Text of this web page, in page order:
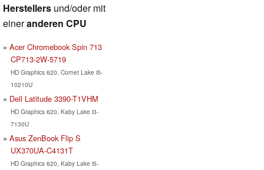
Herstellers und/oder mit
eineranderen CPU
Acer Chromebook Spin 713
CP713-2W-5719
HD Graphics 620, Comet Lake i5-
10210U
Dell Latitude 3390-T1VHM
HD Graphics 620, Kaby Lake i3-
7130U
Asus ZenBook Flip S
UX370UA-C4131T
HD Graphics 620, Kaby Lake i5-